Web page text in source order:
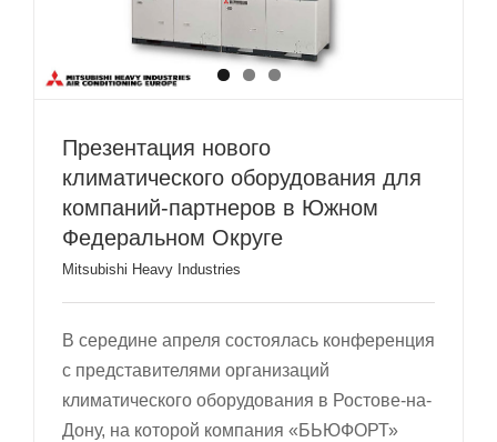
Презентация нового
климатического оборудования для
компаний-партнеров в Южном
Федеральном Округе
Mitsubishi Heavy Industries
В середине апреля состоялась конференция
с представителями организаций
климатического оборудования в Ростове-на-
Дону, на которой компания «БЬЮФОРТ»